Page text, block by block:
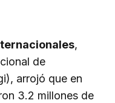
,
de
arrojó que en
3.2 millones de